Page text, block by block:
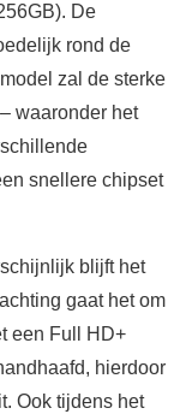
De
rond de
zal de sterke
waaronder het
snellere chipset
blijft het
gaat het om
een Full HD+
hierdoor
Ook tijdens het